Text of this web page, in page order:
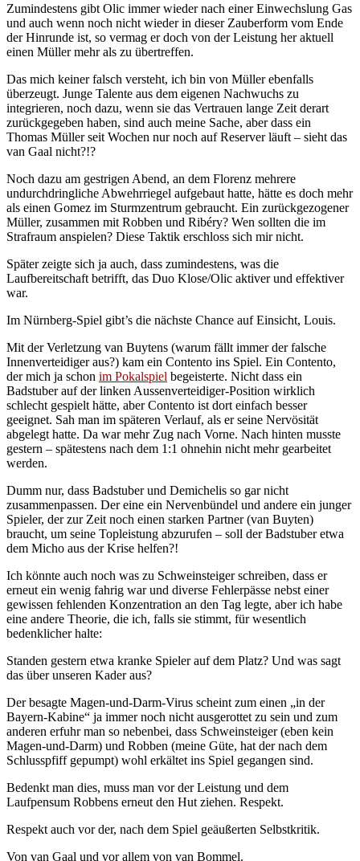
Zumindestens gibt Olic immer wieder nach einer Einwechslung Gas
und auch wenn noch nicht wieder in dieser Zauberform vom Ende
der Hinrunde ist, so vermag er doch von der Leistung her aktuell
einen Müller mehr als zu übertreffen.
Das mich keiner falsch versteht, ich bin von Müller ebenfalls
überzeugt. Junge Talente aus dem eigenen Nachwuchs zu
integrieren, noch dazu, wenn sie das Vertrauen lange Zeit derart
zurückgegeben haben, sind auch meine Sache, aber dass ein
Thomas Müller seit Wochen nur noch auf Reserver läuft – sieht das
van Gaal nicht?!?
Noch dazu am gestrigen Abend, an dem Florenz mehrere
undurchdringliche Abwehrriegel aufgebaut hatte, hätte es doch mehr
als einen Gomez im Sturmzentrum gebraucht. Ein zurückgezogener
Müller, zusammen mit Robben und Ribéry? Wen sollten die im
Strafraum anspielen? Diese Taktik erschloss sich mir nicht.
Später zeigte sich ja auch, dass zumindestens, was die
Laufbereitschaft betrifft, das Duo Klose/Olic aktiver und effektiver
war.
Im Nürnberg-Spiel gibt’s die nächste Chance auf Einsicht, Louis.
Mit der Verletzung van Buytens (warum fällt immer der falsche
Innenverteidiger aus?) kam ein Contento ins Spiel. Ein Contento,
der mich ja schon im Pokalspiel begeisterte. Nicht dass ein
Badstuber auf der linken Aussenverteidiger-Position wirklich
schlecht gespielt hätte, aber Contento ist dort einfach besser
geeignet. Sah man im späteren Verlauf, als er seine Nervösität
abgelegt hatte. Da war mehr Zug nach Vorne. Nach hinten musste
gestern – spätestens nach dem 1:1 ohnehin nicht mehr gearbeitet
werden.
Dumm nur, dass Badstuber und Demichelis so gar nicht
zusammenpassen. Der eine ein Nervenbündel und andere ein junger
Spieler, der zur Zeit noch einen starken Partner (van Buyten)
braucht, um seine Topleistung abzurufen – soll der Badstuber etwa
dem Micho aus der Krise helfen?!
Ich könnte auch noch was zu Schweinsteiger schreiben, dass er
erneut ein wenig fahrig war und diverse Fehlerpässe nebst einer
gewissen fehlenden Konzentration an den Tag legte, aber ich habe
eine andere Theorie, die ich, falls sie stimmt, für wesentlich
bedenklicher halte:
Standen gestern etwa kranke Spieler auf dem Platz? Und was sagt
das über unseren Kader aus?
Der besagte Magen-und-Darm-Virus scheint zum einen „in der
Bayern-Kabine“ ja immer noch nicht ausgerottet zu sein und zum
anderen erfuhr man so nebenbei, dass Schweinsteiger (eben kein
Magen-und-Darm) und Robben (meine Güte, hat der nach dem
Schlusspfiff gepumpt) wohl erkältet ins Spiel gegangen sind.
Bedenkt man dies, muss man vor der Leistung und dem
Laufpensum Robbens erneut den Hut ziehen. Respekt.
Respekt auch vor der, nach dem Spiel geäußerten Selbstkritik.
Von van Gaal und vor allem von van Bommel.